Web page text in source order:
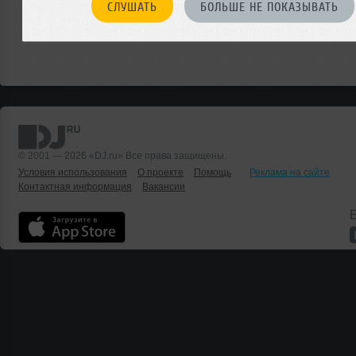
СЛУШАТЬ БОЛЬШЕ НЕ ПОКАЗЫВАТЬ
© 2001 — 2026 «DJ.ru» Все права защищены.
Условия использования
О проекте Помощь
Реклама на сайте
Контактная информация
Вакансии